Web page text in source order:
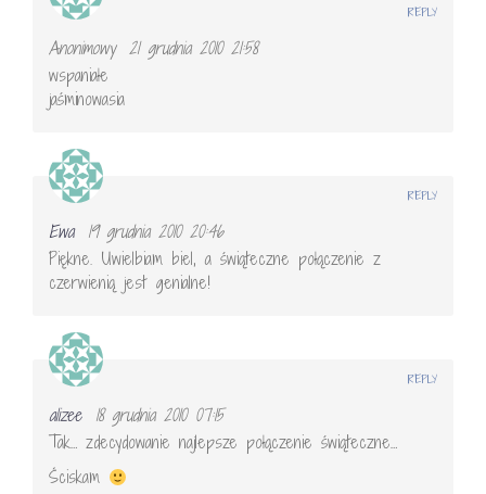
Anonimowy 21 grudnia 2010 21:58
wspaniałe
jaśminowasia
REPLY
Ewa
19 grudnia 2010 20:46
Piękne. Uwielbiam biel, a świąteczne połączenie z
czerwienią jest genialne!
REPLY
alizee
18 grudnia 2010 07:15
Tak… zdecydowanie najlepsze połączenie świąteczne…
Ściskam
REPLY